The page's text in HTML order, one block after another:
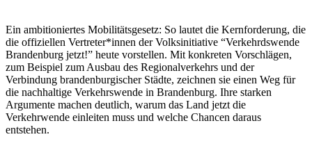
Ein ambitioniertes Mobilitätsgesetz: So lautet die Kernforderung, die
die offiziellen Vertreter*innen der Volksinitiative “Verkehrdswende
Brandenburg jetzt!” heute vorstellen. Mit konkreten Vorschlägen,
zum Beispiel zum Ausbau des Regionalverkehrs und der
Verbindung brandenburgischer Städte, zeichnen sie einen Weg für
die nachhaltige Verkehrswende in Brandenburg. Ihre starken
Argumente machen deutlich, warum das Land jetzt die
Verkehrwende einleiten muss und welche Chancen daraus
entstehen.